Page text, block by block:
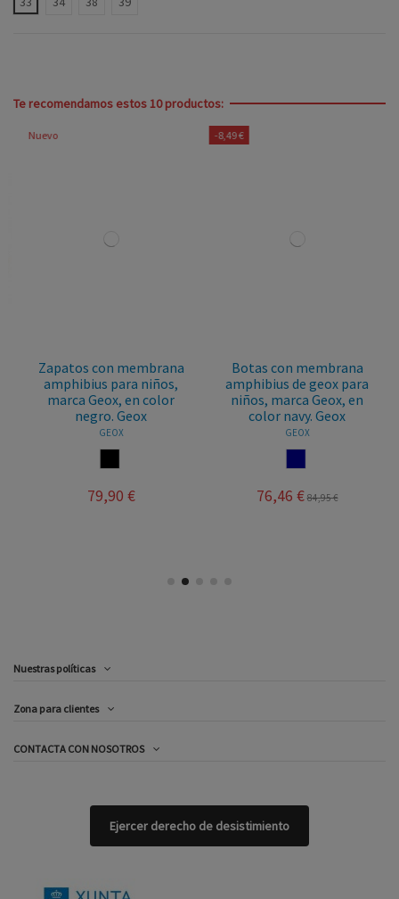
Te recomendamos estos 10 productos:
Nuevo
Zapatos con membrana
amphibius para niños,
marca Geox, en color
negro. Geox
GEOX
79,90 €
-8,49 €
Botas con membrana
amphibius de geox para
niños, marca Geox, en
color navy. Geox
GEOX
76,46 € 84,95 €
Nuestras políticas
Zona para clientes
CONTACTA CON NOSOTROS
Ejercer derecho de desistimiento